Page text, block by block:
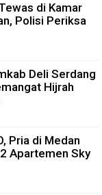
di Kamar
Polisi Periksa
Deli Serdang
Hijrah
Pria di Medan
Apartemen Sky